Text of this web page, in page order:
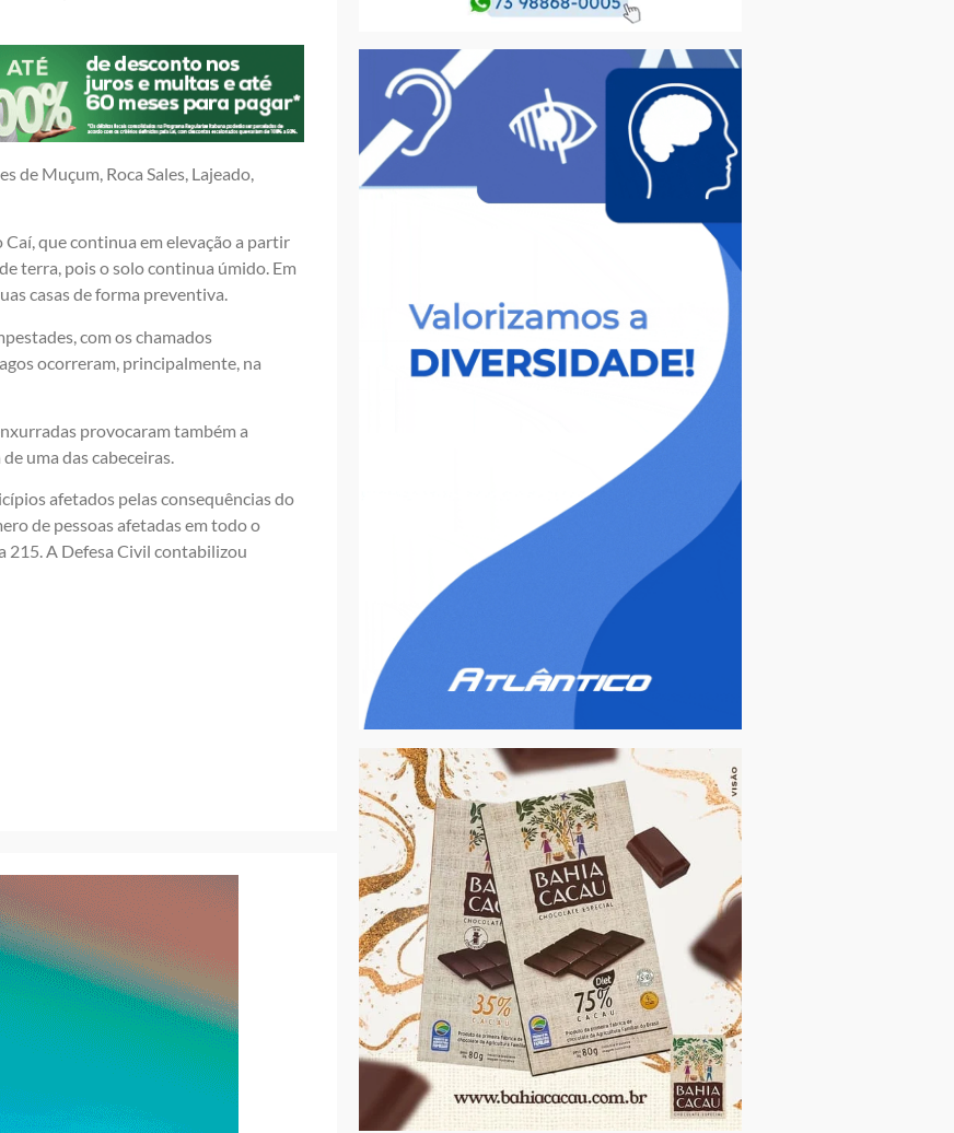
de Muçum, Roca Sales, Lajeado,
que continua em elevação a partir
terra, pois o solo continua úmido. Em
casas de forma preventiva.
com os chamados
ocorreram, principalmente, na
provocaram também a
uma das cabeceiras.
afetados pelas consequências do
de pessoas afetadas em todo o
215. A Defesa Civil contabilizou